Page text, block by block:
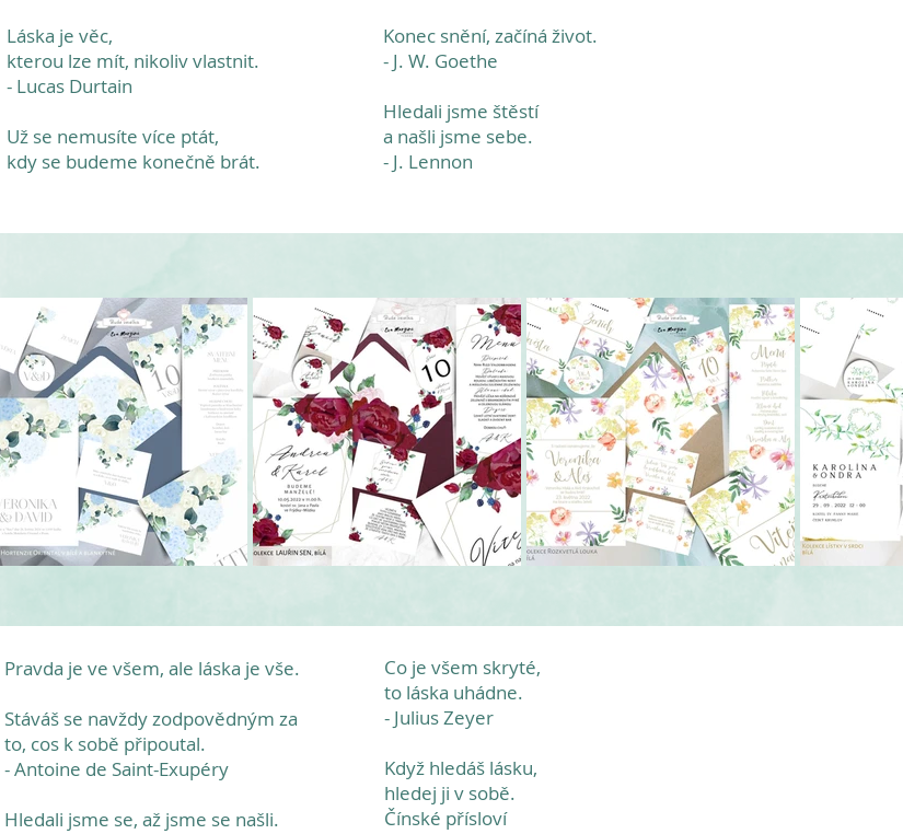
Láska je věc,
kterou lze mít, nikoliv vlastnit.
- Lucas Durtain
Už se nemusíte více ptát,
kdy se budeme konečně brát.
Konec snění, začíná život.
- J. W. Goethe
Hledali jsme štěstí
a našli jsme sebe.
- J. Lennon
Pravda je ve všem, ale láska je vše.
Stáváš se navždy zodpovědným za
to, cos k sobě připoutal.
- Antoine de Saint-Exupéry
Hledali jsme se, až jsme se našli.
Co je všem skryté,
to láska uhádne.
- Julius Zeyer
Když hledáš lásku,
hledej ji v sobě.
Čínské přísloví